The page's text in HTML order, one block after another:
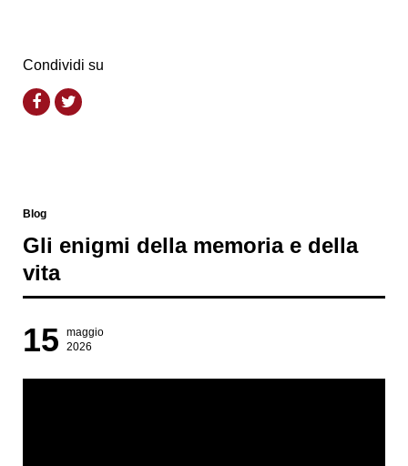
Condividi su
Blog
Gli enigmi della memoria e della
vita
15
maggio
2026